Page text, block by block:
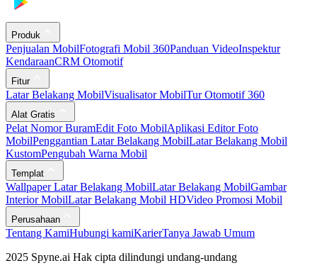
Produk
Penjualan MobilFotografi Mobil 360Panduan VideoInspektur
KendaraanCRM Otomotif
Fitur
Latar Belakang MobilVisualisator MobilTur Otomotif 360
Alat Gratis
Pelat Nomor BuramEdit Foto MobilAplikasi Editor Foto
MobilPenggantian Latar Belakang MobilLatar Belakang Mobil
KustomPengubah Warna Mobil
Templat
Wallpaper Latar Belakang MobilLatar Belakang MobilGambar
Interior MobilLatar Belakang Mobil HDVideo Promosi Mobil
Perusahaan
Tentang KamiHubungi kamiKarierTanya Jawab Umum
2025 Spyne.ai Hak cipta dilindungi undang-undang